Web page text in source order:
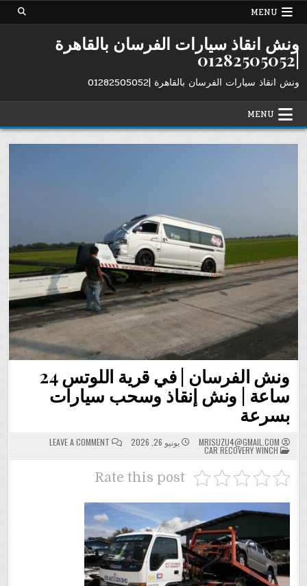
Skip
MENU
ونش انقاذ سيارات الفرسان بالقاهرة
|01282505052
ونش انقاذ سيارات الفرسان بالقاهرة |01282505052
MENU
ونش الفرسان | في قرية اللوتس 24
ساعة | ونش إنقاذ وسحب سيارات
بسرعة
MRISUZU4@GMAIL.COM يونيو 26, 2026 LEAVE A COMMENT
ON
ونش
الفرسان
POSTED
IN
CAR RECOVERY WINCH
Rate this post